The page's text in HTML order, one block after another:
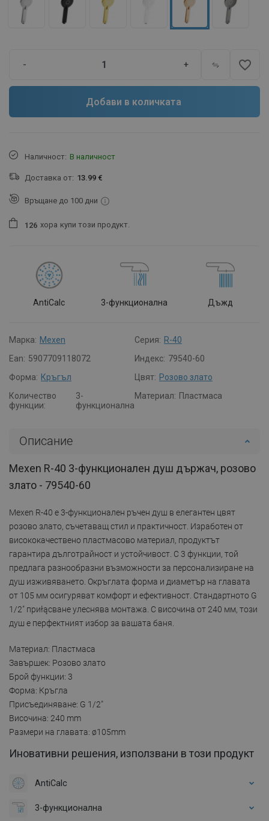
- + favorite_border
Добави в количката
Наличност: В наличност
Доставка от: 13.99 €
Връщане до 100 дни
1 26 хора купи този продукт.
AntiCalc 3-функционална Дъжд
Марка: Mexen Серия: R-40
Ean: 5907709118072 Индекс: 79540-60
Форма: Кръгъл Цвят: Розово злато
Количество
функции:
3-
функционална
Материал: Пластмаса
Описание
Mexen R-40 3-функционален душ държач, розово
злато - 79540-60
Mexen R-40 е 3-функционален ръчен душ в елегантен цвят
розово злато, съчетаващ стил и практичност. Изработен от
висококачествено пластмасово материал, продуктът
гарантира дълготрайност и устойчивост. С 3 функции, той
предлага разнообразни възможности за персонализиране на
душ изживяването. Окръглата форма и диаметър на главата
от 105 мм осигуряват комфорт и ефективност. Стандартното G
1/2" приłącване улеснява монтажа. С височина от 240 мм, този
душ е перфектният избор за вашата баня.
Материал: Пластмаса
Завършек: Розово злато
Брой функции: 3
Форма: Кръгла
Присъединяване: G 1/2"
Височина: 240 mm
Размери на главата: ø105mm
Иновативни решения, използвани в този продукт
AntiCalc
3-функционална